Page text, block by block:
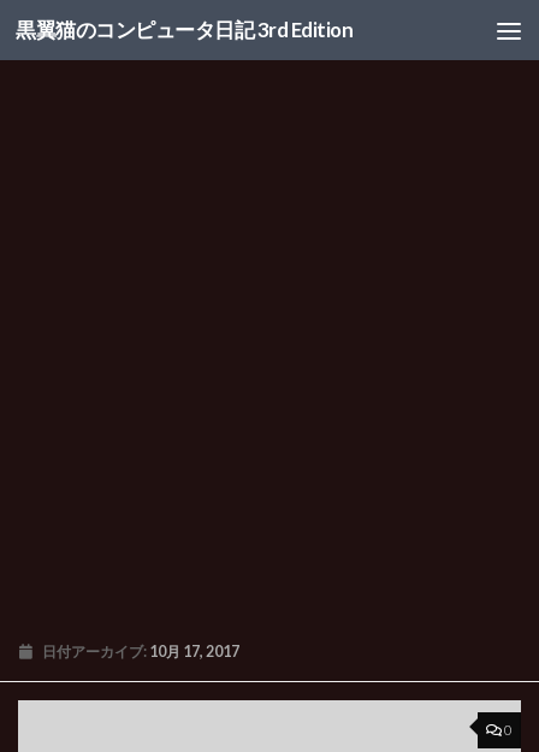
コンテンツへスキップ
黒翼猫のコンピュータ日記 3rd Edition
日付アーカイブ: 10月 17, 2017
0